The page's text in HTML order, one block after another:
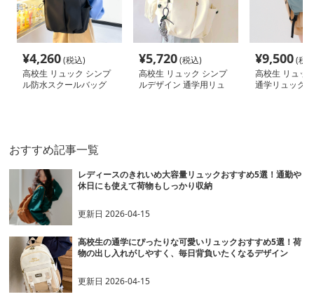
¥4,260(税込)
高校生 リュック シンプ
ル防水スクールバッグ
¥5,720(税込)
高校生 リュック シンプ
ルデザイン 通学用リュ
¥9,500(税
高校生 リュッ
通学リュック
おすすめ記事一覧
レディースのきれいめ大容量リュックおすすめ5選！通勤や
休日にも使えて荷物もしっかり収納
更新日2026-04-15
高校生の通学にぴったりな可愛いリュックおすすめ5選！荷
物の出し入れがしやすく、毎日背負いたくなるデザイン
更新日2026-04-15